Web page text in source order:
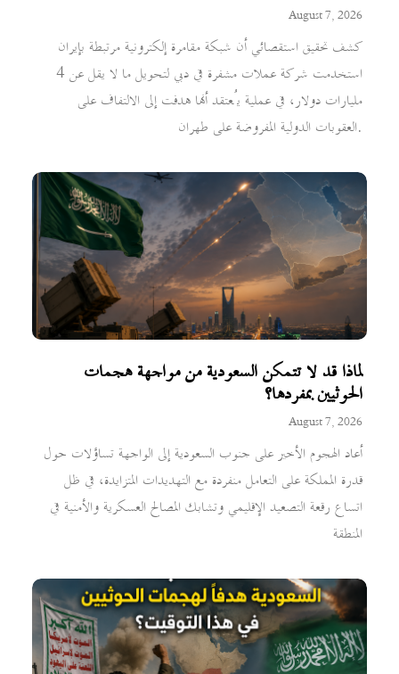
August 7, 2026
كشف تحقيق استقصائي أن شبكة مقامرة إلكترونية مرتبطة بإيران
استخدمت شركة عملات مشفرة في دبي لتحويل ما لا يقل عن 4
مليارات دولار، في عملية يُعتقد أنها هدفت إلى الالتفاف على
العقوبات الدولية المفروضة على طهران.
لماذا قد لا تتمكن السعودية من مواجهة هجمات
الحوثيين بمفردها؟
August 7, 2026
أعاد الهجوم الأخير على جنوب السعودية إلى الواجهة تساؤلات حول
قدرة المملكة على التعامل منفردة مع التهديدات المتزايدة، في ظل
اتساع رقعة التصعيد الإقليمي وتشابك المصالح العسكرية والأمنية في
المنطقة